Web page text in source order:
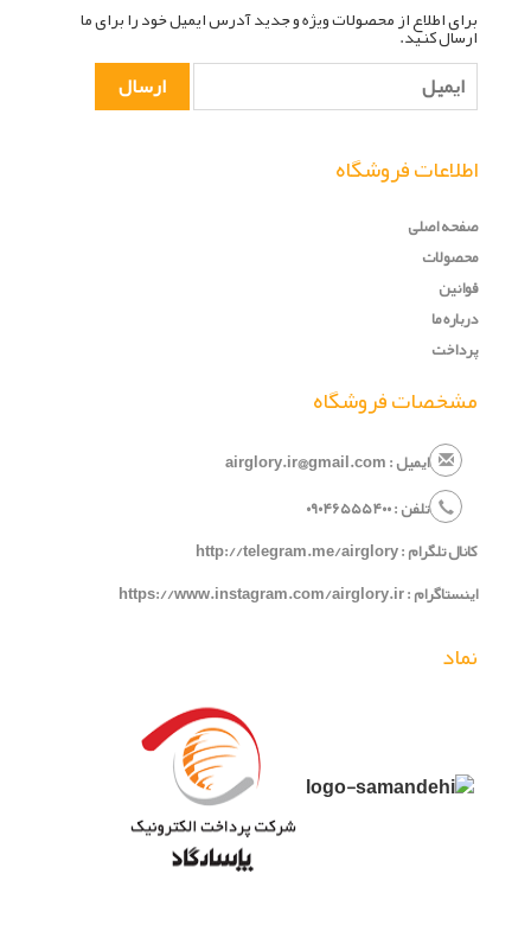
برای اطلاع از محصولات ویژه و جدید آدرس ایمیل خود را برای ما
ارسال کنید.
اطلاعات فروشگاه
صفحه اصلی
محصولات
قوانین
درباره ما
پرداخت
مشخصات فروشگاه
ایمیل : airglory.ir@gmail.com
تلفن :
۰۹۰۴۶۵۵۵۴۰۰
کانال تلگرام :http://telegram.me/airglory
اینستاگرام :https://www.instagram.com/airglory.ir
نماد